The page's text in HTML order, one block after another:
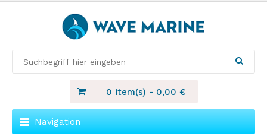
0 item(s) - 0,00 €
Navigation